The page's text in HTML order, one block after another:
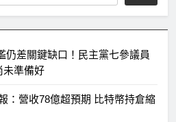
仍差關鍵缺口！民主黨七參議員
未準備好
：營收78億超預期 比特幣持倉縮